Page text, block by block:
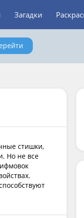
Загадки
стишки,
Но не все